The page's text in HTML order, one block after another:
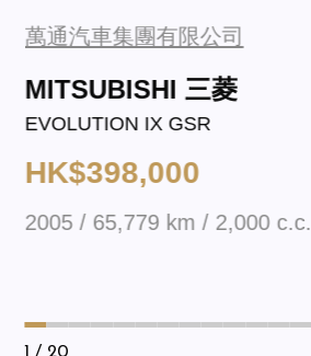
萬通汽車集團有限公司
MITSUBISHI 三菱
EVOLUTION IX GSR
HK$398,000
2005 / 65,779 km / 2,000 c.c.